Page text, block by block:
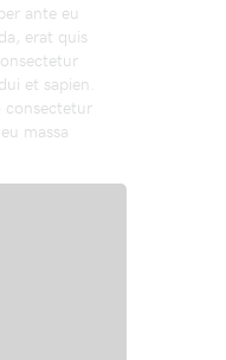
ante eu
erat quis
et sapien.
consectetur
massa